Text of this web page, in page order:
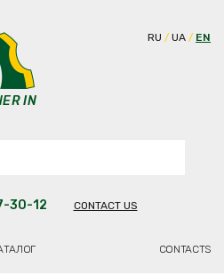
RU UA EN
IN
30-12 CONTACT US
CONTACTS